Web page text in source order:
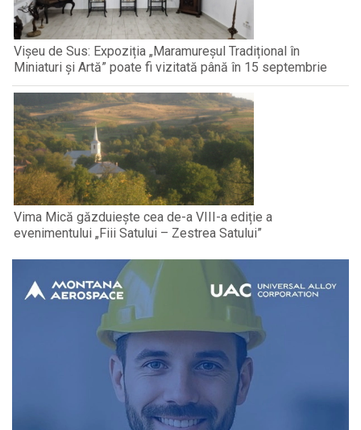
Vișeu de Sus: Expoziția „Maramureșul Tradițional în
Miniaturi și Artă” poate fi vizitată până în 15 septembrie
Vima Mică găzduiește cea de-a VIII-a ediție a
evenimentului „Fiii Satului – Zestrea Satului”